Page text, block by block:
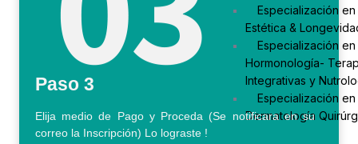
Especialización
Estética &
Especialización en
Hormonología-
Integrativas y
Especialización en
Dermatología
Paso 3
Elija medio de Pago y Proceda (Se notificara en su
correo la Inscripción) Lo lograste !